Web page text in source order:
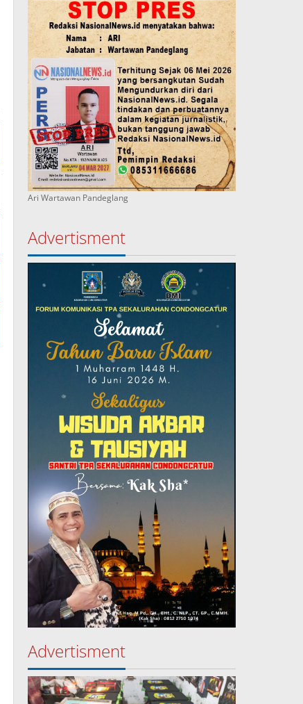
Ari Wartawan Pandeglang
Advertisment
Advertisment